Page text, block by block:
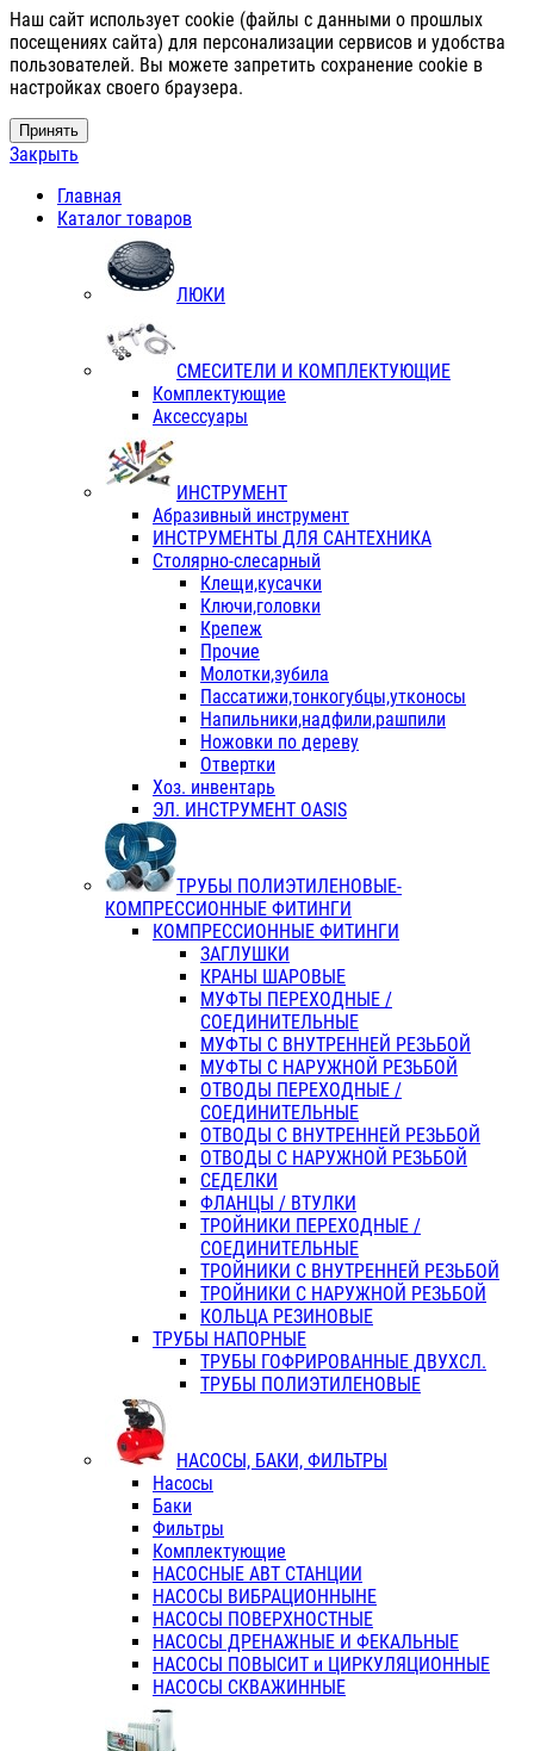
Наш сайт использует cookie (файлы с данными о прошлых
посещениях сайта) для персонализации сервисов и удобства
пользователей. Вы можете запретить сохранение cookie в
настройках своего браузера.
Принять
Закрыть
Главная
Каталог товаров
ЛЮКИ
СМЕСИТЕЛИ И КОМПЛЕКТУЮЩИЕ
Комплектующие
Аксессуары
ИНСТРУМЕНТ
Абразивный инструмент
ИНСТРУМЕНТЫ ДЛЯ САНТЕХНИКА
Столярно-слесарный
Клещи,кусачки
Ключи,головки
Крепеж
Прочие
Молотки,зубила
Пассатижи,тонкогубцы,утконосы
Напильники,надфили,рашпили
Ножовки по дереву
Отвертки
Хоз. инвентарь
ЭЛ. ИНСТРУМЕНТ OASIS
ТРУБЫ ПОЛИЭТИЛЕНОВЫЕ-
КОМПРЕССИОННЫЕ ФИТИНГИ
КОМПРЕССИОННЫЕ ФИТИНГИ
ЗАГЛУШКИ
КРАНЫ ШАРОВЫЕ
МУФТЫ ПЕРЕХОДНЫЕ /
СОЕДИНИТЕЛЬНЫЕ
МУФТЫ С ВНУТРЕННЕЙ РЕЗЬБОЙ
МУФТЫ С НАРУЖНОЙ РЕЗЬБОЙ
ОТВОДЫ ПЕРЕХОДНЫЕ /
СОЕДИНИТЕЛЬНЫЕ
ОТВОДЫ С ВНУТРЕННЕЙ РЕЗЬБОЙ
ОТВОДЫ С НАРУЖНОЙ РЕЗЬБОЙ
СЕДЕЛКИ
ФЛАНЦЫ / ВТУЛКИ
ТРОЙНИКИ ПЕРЕХОДНЫЕ /
СОЕДИНИТЕЛЬНЫЕ
ТРОЙНИКИ С ВНУТРЕННЕЙ РЕЗЬБОЙ
ТРОЙНИКИ С НАРУЖНОЙ РЕЗЬБОЙ
КОЛЬЦА РЕЗИНОВЫЕ
ТРУБЫ НАПОРНЫЕ
ТРУБЫ ГОФРИРОВАННЫЕ ДВУХСЛ.
ТРУБЫ ПОЛИЭТИЛЕНОВЫЕ
НАСОСЫ, БАКИ, ФИЛЬТРЫ
Насосы
Баки
Фильтры
Комплектующие
НАСОСНЫЕ АВТ СТАНЦИИ
НАСОСЫ ВИБРАЦИОННЫНЕ
НАСОСЫ ПОВЕРХНОСТНЫЕ
НАСОСЫ ДРЕНАЖНЫЕ И ФЕКАЛЬНЫЕ
НАСОСЫ ПОВЫСИТ и ЦИРКУЛЯЦИОННЫЕ
НАСОСЫ СКВАЖИННЫЕ